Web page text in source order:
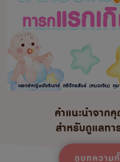
คำแนะนำจาก
สำหรับดูแลทา
ดูบทความ